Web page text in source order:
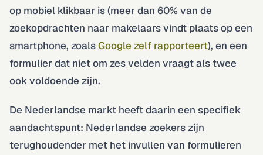
op mobiel klikbaar is (meer dan 60% van de
zoekopdrachten naar makelaars vindt plaats op een
smartphone, zoalsGoogle zelf rapporteert), en een
formulier dat niet om zes velden vraagt als twee
ook voldoende zijn.
De Nederlandse markt heeft daarin een specifiek
aandachtspunt: Nederlandse zoekers zijn
terughoudender met het invullen van formulieren